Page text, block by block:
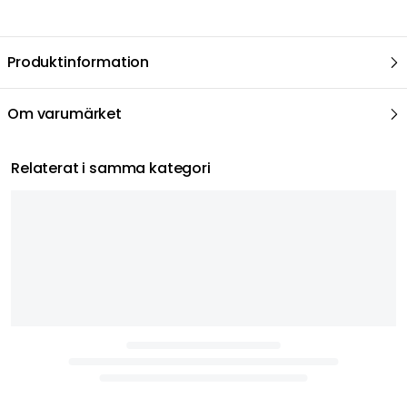
Produktinformation
Om varumärket
Relaterat i samma kategori